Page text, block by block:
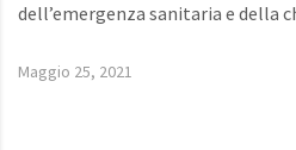
dell’emergenza sanitaria e della
Maggio 25, 2021